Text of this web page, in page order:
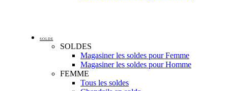
SOLDE
SOLDES
Magasiner les soldes pour Femme
Magasiner les soldes pour Homme
FEMME
Tous les soldes